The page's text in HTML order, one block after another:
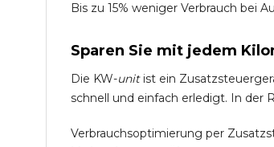
Bis zu 15% weniger Verbrauch bei
Sparen Sie mit jedem
Die KW-unitist ein
schnell und einfach erledigt. In der
Verbrauchsoptimierung per